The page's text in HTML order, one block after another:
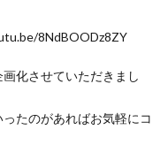
8NdBOODz8ZY
化させていただきまし
たのがあればお気軽にコ